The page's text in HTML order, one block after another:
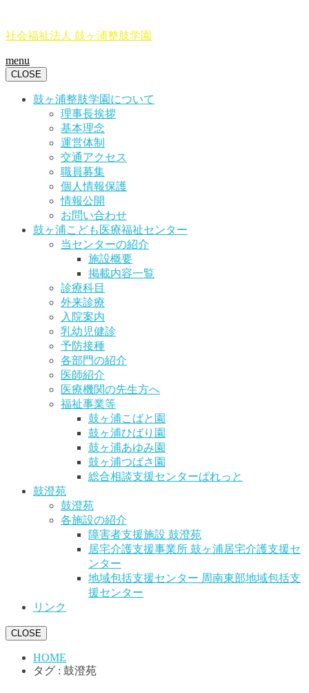
社会福祉法人 鼓ヶ浦整肢学園
menu
CLOSE
鼓ヶ浦整肢学園について
理事長挨拶
基本理念
運営体制
交通アクセス
職員募集
個人情報保護
情報公開
お問い合わせ
鼓ヶ浦こども医療福祉センター
当センターの紹介
施設概要
掲載内容一覧
診療科目
外来診療
入院案内
乳幼児健診
予防接種
各部門の紹介
医師紹介
医療機関の先生方へ
福祉事業等
鼓ヶ浦こばと園
鼓ヶ浦ひばり園
鼓ヶ浦あゆみ園
鼓ヶ浦つばさ園
総合相談支援センターぱれっと
鼓澄苑
鼓澄苑
各施設の紹介
障害者支援施設 鼓澄苑
居宅介護支援事業所 鼓ヶ浦居宅介護支援セ
ンター
地域包括支援センター 周南東部地域包括支
援センター
リンク
CLOSE
HOME
タグ : 鼓澄苑